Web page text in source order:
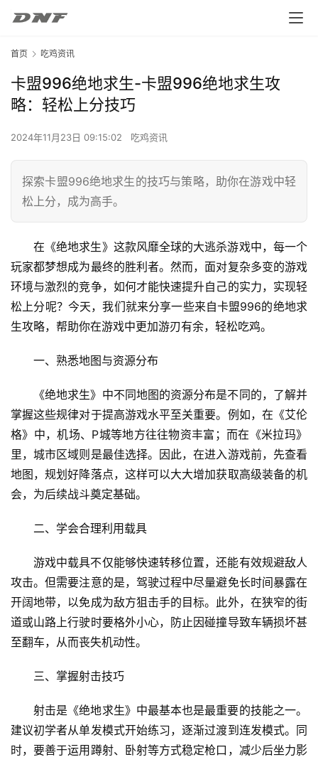
首页 吃鸡资讯
卡盟996绝地求生-卡盟996绝地求生攻
略：轻松上分技巧
2024年11月23日 09:15:02 吃鸡资讯
探索卡盟996绝地求生的技巧与策略，助你在游戏中轻
松上分，成为高手。
在《绝地求生》这款风靡全球的大逃杀游戏中，每一个
玩家都梦想成为最终的胜利者。然而，面对复杂多变的游戏
环境与激烈的竞争，如何才能快速提升自己的实力，实现轻
松上分呢？今天，我们就来分享一些来自卡盟996的绝地求
生攻略，帮助你在游戏中更加游刃有余，轻松吃鸡。
一、熟悉地图与资源分布
《绝地求生》中不同地图的资源分布是不同的，了解并
掌握这些规律对于提高游戏水平至关重要。例如，在《艾伦
格》中，机场、P城等地方往往物资丰富；而在《米拉玛》
里，城市区域则是最佳选择。因此，在进入游戏前，先查看
地图，规划好降落点，这样可以大大增加获取高级装备的机
会，为后续战斗奠定基础。
二、学会合理利用载具
游戏中载具不仅能够快速转移位置，还能有效规避敌人
攻击。但需要注意的是，驾驶过程中尽量避免长时间暴露在
开阔地带，以免成为敌方狙击手的目标。此外，在狭窄的街
道或山路上行驶时要格外小心，防止因碰撞导致车辆损坏甚
至翻车，从而丧失机动性。
三、掌握射击技巧
射击是《绝地求生》中最基本也是最重要的技能之一。
建议初学者从单发模式开始练习，逐渐过渡到连发模式。同
时，要善于运用蹲射、卧射等方式稳定枪口，减少后坐力影